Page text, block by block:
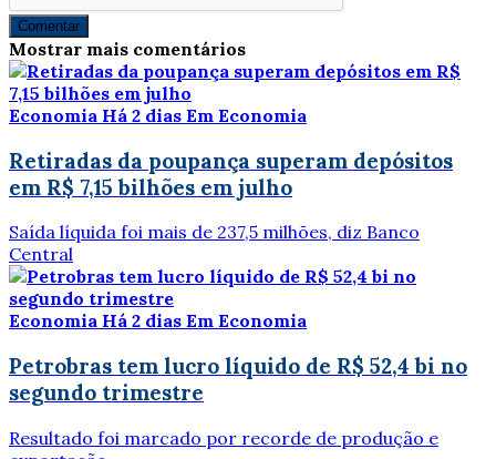
Comentar
Mostrar mais comentários
Economia Há 2 dias Em Economia
Retiradas da poupança superam depósitos
em R$ 7,15 bilhões em julho
Saída líquida foi mais de 237,5 milhões, diz Banco
Central
Economia Há 2 dias Em Economia
Petrobras tem lucro líquido de R$ 52,4 bi no
segundo trimestre
Resultado foi marcado por recorde de produção e